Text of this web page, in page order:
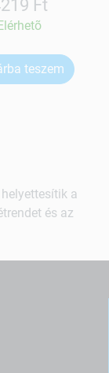
Ft
Elérhetõ
teszem
a
és az